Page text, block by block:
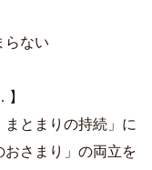
らない
とまりの持続」に
さまり」の両立を